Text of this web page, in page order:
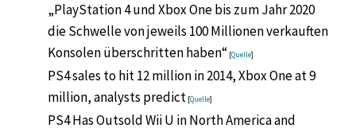
„PlayStation 4 und Xbox One bis zum Jahr 2020
die Schwelle von jeweils 100 Millionen verkauften
Konsolen überschritten haben“ [Quelle]
PS4 sales to hit 12 million in 2014, Xbox One at 9
million, analysts predict [Quelle]
PS4 Has Outsold Wii U in North America and